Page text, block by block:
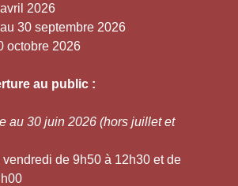
2026
30 septembre 2026
octobre 2026
au public :
au 30 juin 2026 (hors juillet et
de 9h50 à 12h30 et de